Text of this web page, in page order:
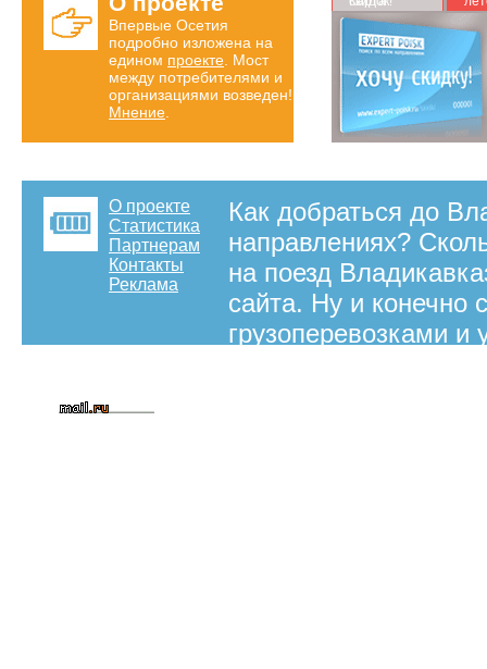
Впервые Осетия
подробно изложена на
едином проекте . Мост
между потребителями и
организациями возведен!
Мнение
О проекте
Статистика
Партнерам
Контакты
Реклама
Как добраться до
направлениях?
на поезд
сайта. Ну и
грузоперевозками и